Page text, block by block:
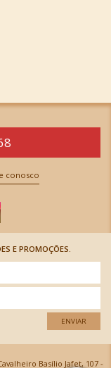
conosco
E PROMOÇÕES.
ENVIAR
Basílio Jafet, 107 -